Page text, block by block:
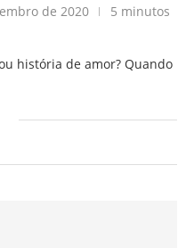
de 2020
5 minutos
história de amor? Quando